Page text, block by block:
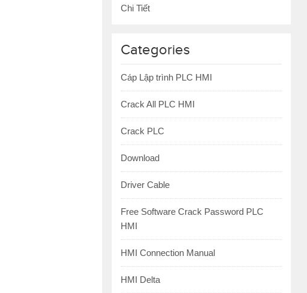
Chi Tiết
Categories
Cáp Lập trình PLC HMI
Crack All PLC HMI
Crack PLC
Download
Driver Cable
Free Software Crack Password PLC
HMI
HMI Connection Manual
HMI Delta